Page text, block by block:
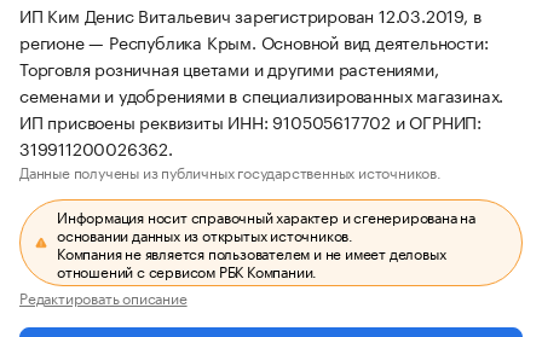
ИП Ким Денис Витальевич зарегистрирован 12.03.2019, в
регионе — Республика Крым. Основной вид деятельности:
Торговля розничная цветами и другими растениями,
семенами и удобрениями в специализированных магазинах.
ИП присвоены реквизиты ИНН: 910505617702 и ОГРНИП:
319911200026362.
Данные получены из публичных государственных источников.
Информация носит справочный характер и сгенерирована на
основании данных из открытых источников.
Компания не является пользователем и не имеет деловых
отношений с сервисом РБК Компании.
Редактировать описание